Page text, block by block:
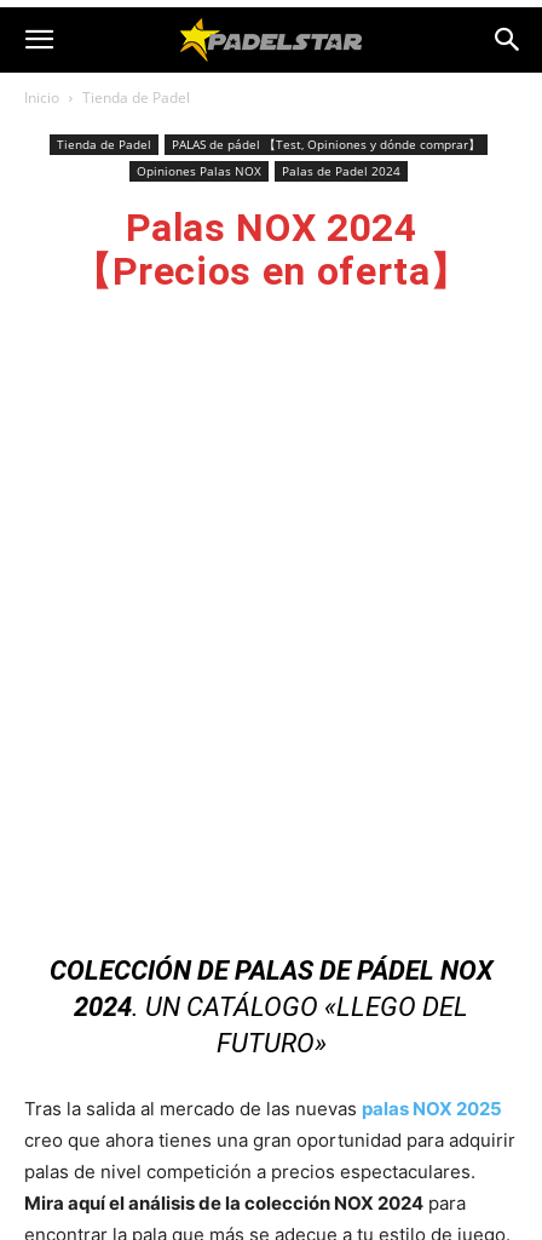
Inicio Tienda de Padel
Tienda de Padel
PALAS de pádel 【Test, Opiniones y dónde comprar】
Opiniones Palas NOX
Palas de Padel 2024
Palas NOX 2024
【Precios en oferta】
COLECCIÓN DE PALAS DE PÁDEL NOX
2024. UN CATÁLOGO «LLEGO DEL
FUTURO»
Tras la salida al mercado de las nuevas palas NOX 2025
creo que ahora tienes una gran oportunidad para adquirir
palas de nivel competición a precios espectaculares.
Mira aquí el análisis de la colección NOX 2024 para
encontrar la pala que más se adecue a tu estilo de juego.